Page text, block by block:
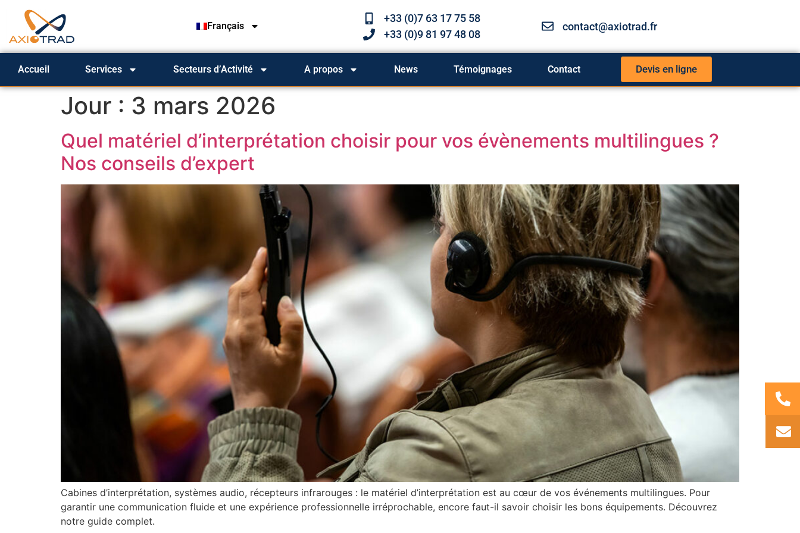
Français
+33 (0)7 63 17 75 58
+33 (0)9 81 97 48 08
contact@axiotrad.fr
Accueil Services Secteurs d’Activité A propos News Témoignages Contact Devis en ligne
Jour : 3 mars 2026
Quel matériel d’interprétation choisir pour vos évènements multilingues ?
Nos conseils d’expert
Cabines d’interprétation, systèmes audio, récepteurs infrarouges : le matériel d’interprétation est au cœur de vos événements multilingues. Pour
garantir une communication fluide et une expérience professionnelle irréprochable, encore faut-il savoir choisir les bons équipements. Découvrez
notre guide complet.